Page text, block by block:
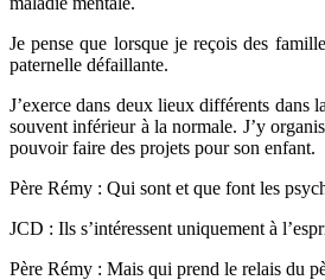
Je pense que lorsque je reçois des
paternelle défaillante.
J’exerce dans deux lieux différents dans
souvent inférieur à la normale. J’y
pouvoir faire des projets pour son enfant.
Père Rémy : Qui sont et que font les
JCD : Ils s’intéressent uniquement à
Père Rémy : Mais qui prend le relais du